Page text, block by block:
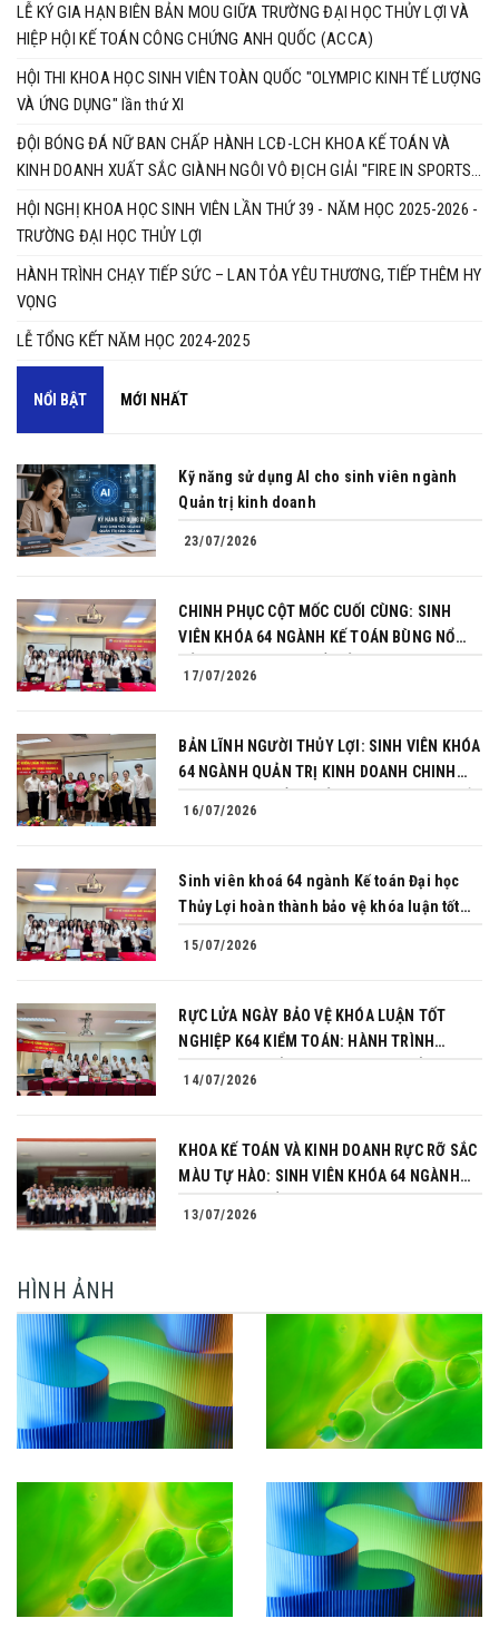
LỄ KÝ GIA HẠN BIÊN BẢN MOU GIỮA TRƯỜNG ĐẠI HỌC THỦY LỢI VÀ
HIỆP HỘI KẾ TOÁN CÔNG CHỨNG ANH QUỐC (ACCA)
HỘI THI KHOA HỌC SINH VIÊN TOÀN QUỐC "OLYMPIC KINH TẾ LƯỢNG
VÀ ỨNG DỤNG" lần thứ XI
ĐỘI BÓNG ĐÁ NỮ BAN CHẤP HÀNH LCĐ-LCH KHOA KẾ TOÁN VÀ
KINH DOANH XUẤT SẮC GIÀNH NGÔI VÔ ĐỊCH GIẢI "FIRE IN SPORTS
2025"
HỘI NGHỊ KHOA HỌC SINH VIÊN LẦN THỨ 39 - NĂM HỌC 2025-2026 -
TRƯỜNG ĐẠI HỌC THỦY LỢI ​​​​​​​
HÀNH TRÌNH CHẠY TIẾP SỨC – LAN TỎA YÊU THƯƠNG, TIẾP THÊM HY
VỌNG
LỄ TỔNG KẾT NĂM HỌC 2024-2025
NỔI BẬT MỚI NHẤT
Kỹ năng sử dụng AI cho sinh viên ngành
Quản trị kinh doanh
23/07/2026
CHINH PHỤC CỘT MỐC CUỐI CÙNG: SINH
VIÊN KHÓA 64 NGÀNH KẾ TOÁN BÙNG NỔ
17/07/2026
BẢN LĨNH NGƯỜI THỦY LỢI: SINH VIÊN KHÓA
64 NGÀNH QUẢN TRỊ KINH DOANH CHINH
16/07/2026
Sinh viên khoá 64 ngành Kế toán Đại học
Thủy Lợi hoàn thành bảo vệ khóa luận tốt
15/07/2026
RỰC LỬA NGÀY BẢO VỆ KHÓA LUẬN TỐT
NGHIỆP K64 KIỂM TOÁN: HÀNH TRÌNH
14/07/2026
KHOA KẾ TOÁN VÀ KINH DOANH RỰC RỠ SẮC
MÀU TỰ HÀO: SINH VIÊN KHÓA 64 NGÀNH
13/07/2026
HÌNH ẢNH